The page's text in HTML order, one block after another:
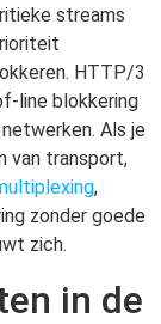
streams
HTTP/3
line blokkering
Als je
van transport,
,
zonder goede
zich.
in de